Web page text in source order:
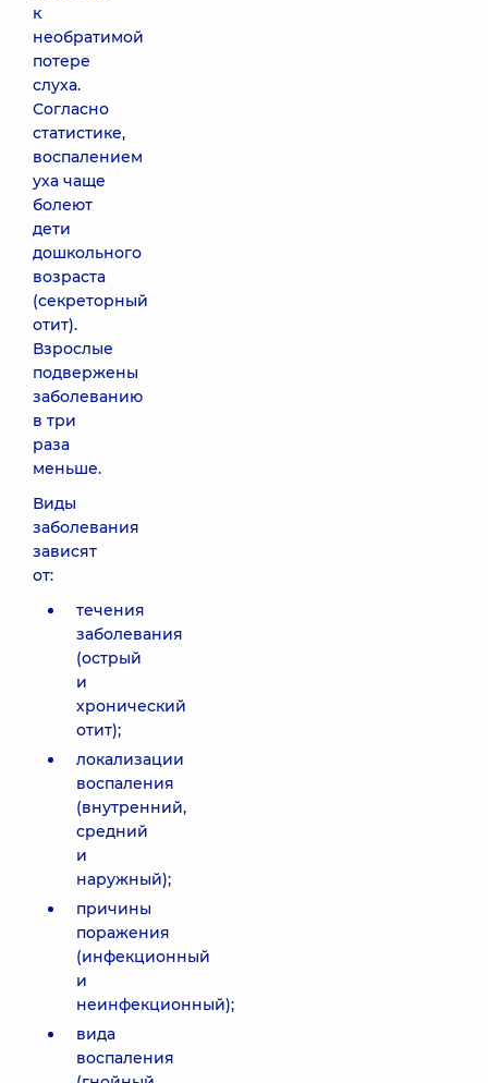
к
необратимой
потере
слуха.
Согласно
статистике,
воспалением
уха чаще
болеют
дети
дошкольного
возраста
(секреторный
отит).
Взрослые
подвержены
заболеванию
в три
раза
меньше.
Виды
заболевания
зависят
от:
течения
заболевания
(острый
и
хронический
отит);
локализации
воспаления
(внутренний,
средний
и
наружный);
причины
поражения
(инфекционный
и
неинфекционный);
вида
воспаления